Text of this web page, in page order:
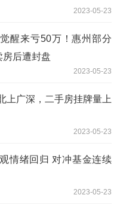
2023-05-23
醒来亏50万！惠州部分
房后遭封盘
2023-05-23
上广深，二手房挂牌量上
2023-05-23
情绪回归 对冲基金连续
2023-05-23